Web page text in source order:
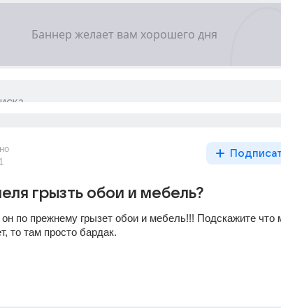
грызть обои и мебель?
по прежнему грызет обои и мебель!!! Подскажите что
то там просто бардак.